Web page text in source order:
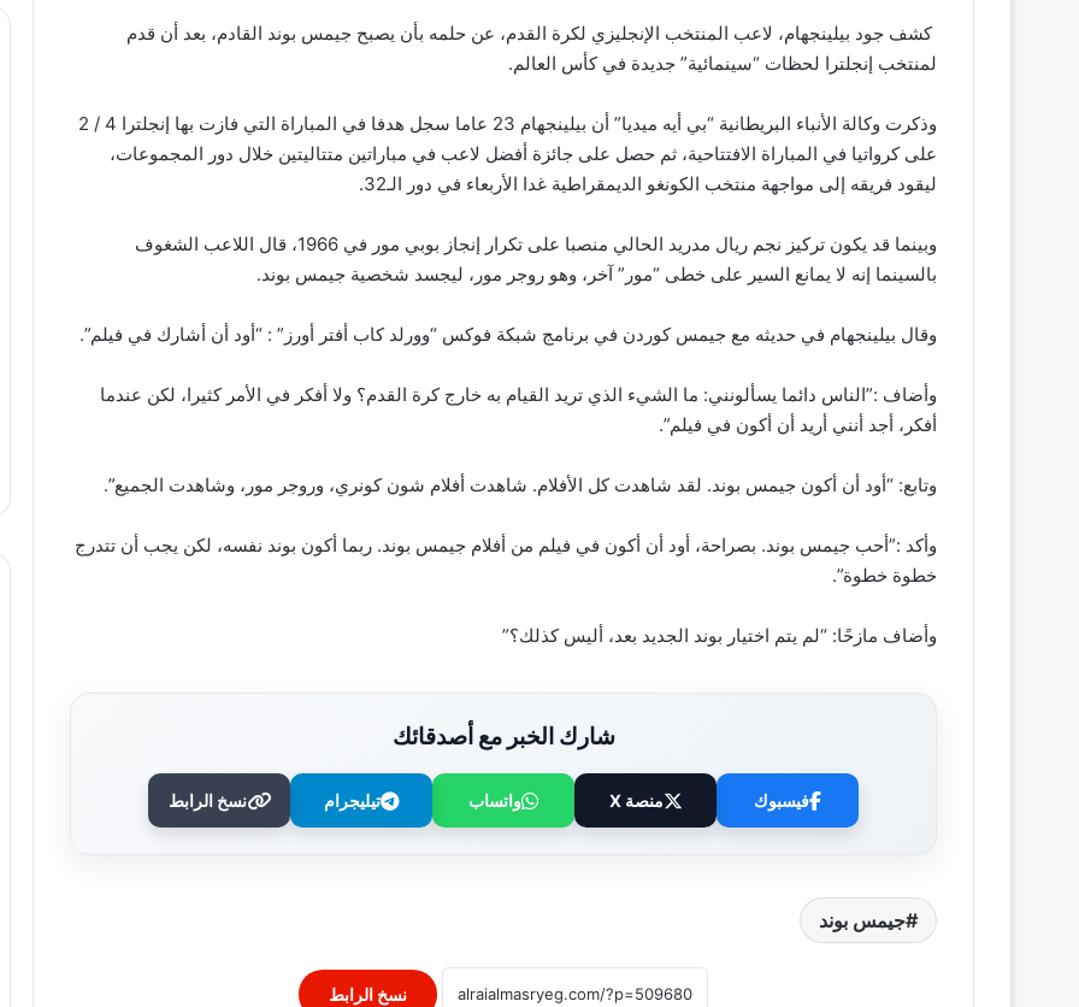
كشف جود بيلينجهام، لاعب المنتخب الإنجليزي لكرة القدم، عن حلمه بأن يصبح جيمس بوند القادم، بعد أن قدم
لمنتخب إنجلترا لحظات “سينمائية” جديدة في كأس العالم.
وذكرت وكالة الأنباء البريطانية “بي أيه ميديا” أن بيلينجهام 23 عاما سجل هدفا في المباراة التي فازت بها إنجلترا 4 / 2
على كرواتيا في المباراة الافتتاحية، ثم حصل على جائزة أفضل لاعب في مباراتين متتاليتين خلال دور المجموعات،
ليقود فريقه إلى مواجهة منتخب الكونغو الديمقراطية غدا الأربعاء في دور الـ32.
وبينما قد يكون تركيز نجم ريال مدريد الحالي منصبا على تكرار إنجاز بوبي مور في 1966، قال اللاعب الشغوف
بالسينما إنه لا يمانع السير على خطى “مور” آخر، وهو روجر مور، ليجسد شخصية جيمس بوند.
وقال بيلينجهام في حديثه مع جيمس كوردن في برنامج شبكة فوكس “وورلد كاب أفتر أورز” : “أود أن أشارك في فيلم”.
وأضاف :”الناس دائما يسألونني: ما الشيء الذي تريد القيام به خارج كرة القدم؟ ولا أفكر في الأمر كثيرا، لكن عندما
أفكر، أجد أنني أريد أن أكون في فيلم”.
وتابع: “أود أن أكون جيمس بوند. لقد شاهدت كل الأفلام. شاهدت أفلام شون كونري، وروجر مور، وشاهدت الجميع”.
وأكد :”أحب جيمس بوند. بصراحة، أود أن أكون في فيلم من أفلام جيمس بوند. ربما أكون بوند نفسه، لكن يجب أن تتدرج
خطوة خطوة”.
وأضاف مازحًا: “لم يتم اختيار بوند الجديد بعد، أليس كذلك؟”
شارك الخبر مع أصدقائك
فيسبوك منصة X واتساب تيليجرام نسخ الرابط
جيمس بوند
نسخ الرابط